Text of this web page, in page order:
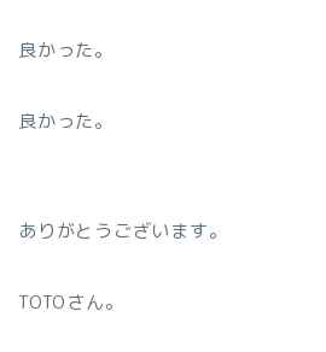
良かった。
良かった。
ありがとうございます。
TOTOさん。